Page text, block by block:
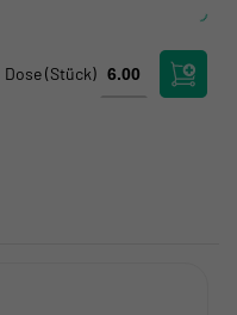
Dose(Stück)